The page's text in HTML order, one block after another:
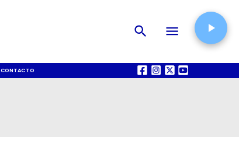
CONTACTO QUIÉNES SOMOS